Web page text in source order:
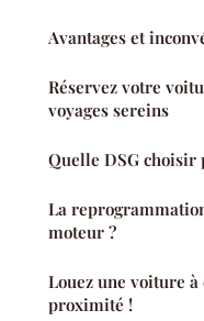
Avantages et
Réservez votre
voyages sereins
Quelle DSG choisir
La
moteur ?
Louez une voiture
proximité !